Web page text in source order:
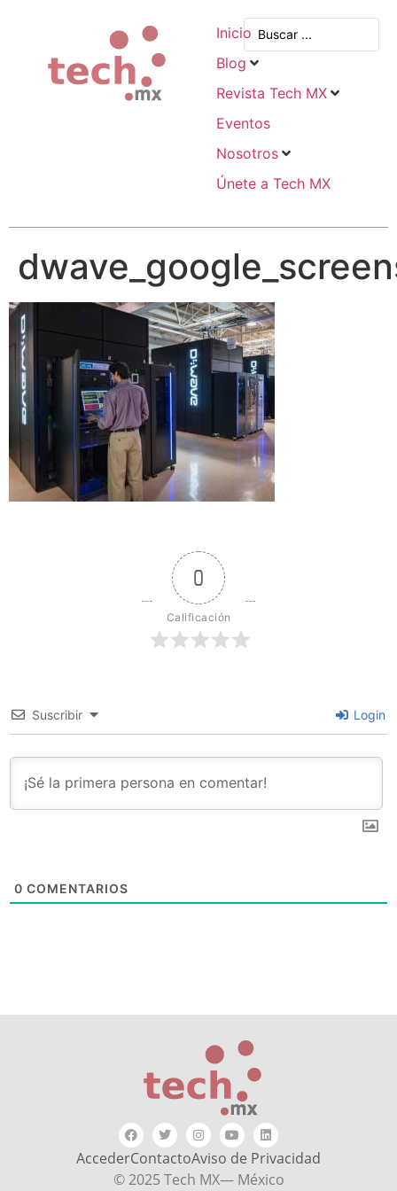
Inicio
Blog
Revista Tech MX
Eventos
Nosotros
Únete a Tech MX
0
Calificación
Suscribir Login
0 COMENTARIOS
AccederContactoAviso de Privacidad
© 2025 Tech MX— México